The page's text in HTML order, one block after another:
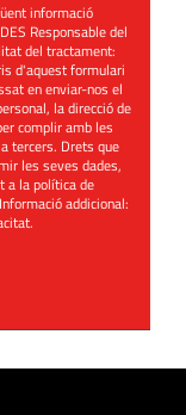
informació
Responsable del
del tractament:
d'aquest formulari
en enviar-nos el
la direcció de
complir amb les
tercers. Drets que
les seves dades,
a la política de
addicional:
.